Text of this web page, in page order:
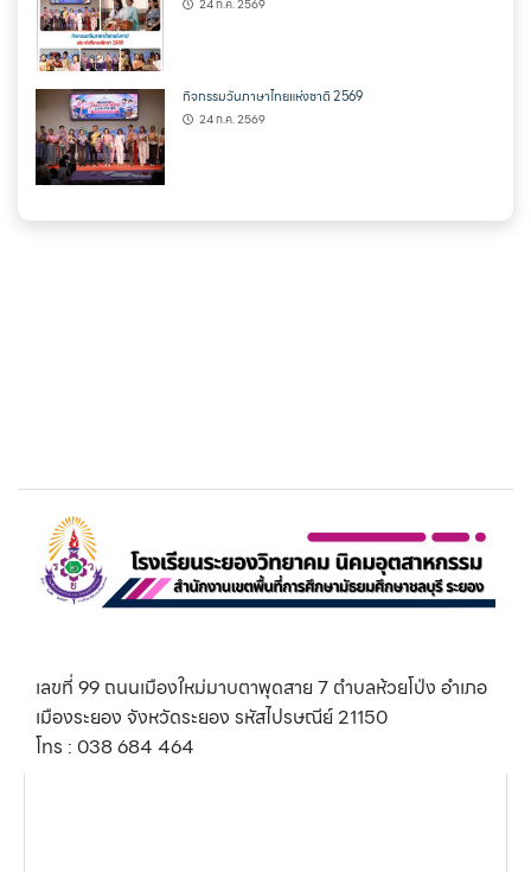
24 ก.ค. 2569
กิจกรรมวันภาษาไทยแห่งชาติ 2569
24 ก.ค. 2569
เลขที่ 99 ถนนเมืองใหม่มาบตาพุดสาย 7 ตำบลห้วยโป่ง อำเภอ
เมืองระยอง จังหวัดระยอง รหัสไปรษณีย์ 21150
โทร : 038 684 464